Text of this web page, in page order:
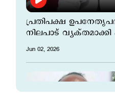
പ്രതിപക്ഷ
നിലപാട്
Jun 02, 2026